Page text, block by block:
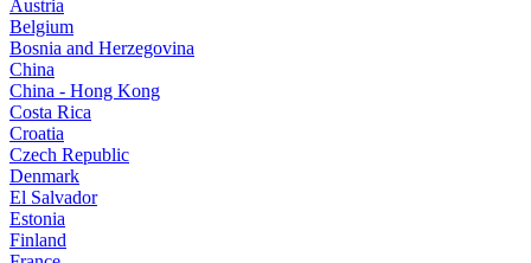
Austria
Belgium
Bosnia and Herzegovina
China
China - Hong Kong
Costa Rica
Croatia
Czech Republic
Denmark
El Salvador
Estonia
Finland